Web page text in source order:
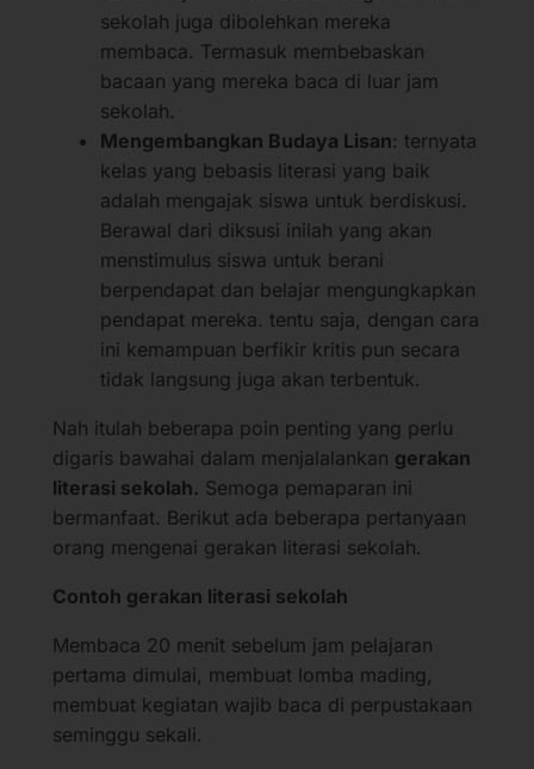
sekolah juga dibolehkan mereka
membaca. Termasuk membebaskan
bacaan yang mereka baca di luar jam
sekolah.
Mengembangkan Budaya Lisan: ternyata
kelas yang bebasis literasi yang baik
adalah mengajak siswa untuk berdiskusi.
Berawal dari diksusi inilah yang akan
menstimulus siswa untuk berani
berpendapat dan belajar mengungkapkan
pendapat mereka. tentu saja, dengan cara
ini kemampuan berfikir kritis pun secara
tidak langsung juga akan terbentuk.
Nah itulah beberapa poin penting yang perlu
digaris bawahai dalam menjalalankan gerakan
literasi sekolah. Semoga pemaparan ini
bermanfaat. Berikut ada beberapa pertanyaan
orang mengenai gerakan literasi sekolah.
Contoh gerakan literasi sekolah
Membaca 20 menit sebelum jam pelajaran
pertama dimulai, membuat lomba mading,
membuat kegiatan wajib baca di perpustakaan
seminggu sekali.